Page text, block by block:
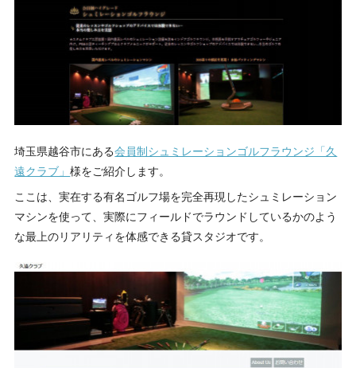
埼玉県越谷市にある会員制シュミレーションゴルフラウンジ「久
遠クラブ」様をご紹介します。
ここは、実在する有名ゴルフ場を完全再現したシュミレーション
マシンを使って、実際にフィールドでラウンドしているかのよう
な最上のリアリティを体感できる貸スタジオです。